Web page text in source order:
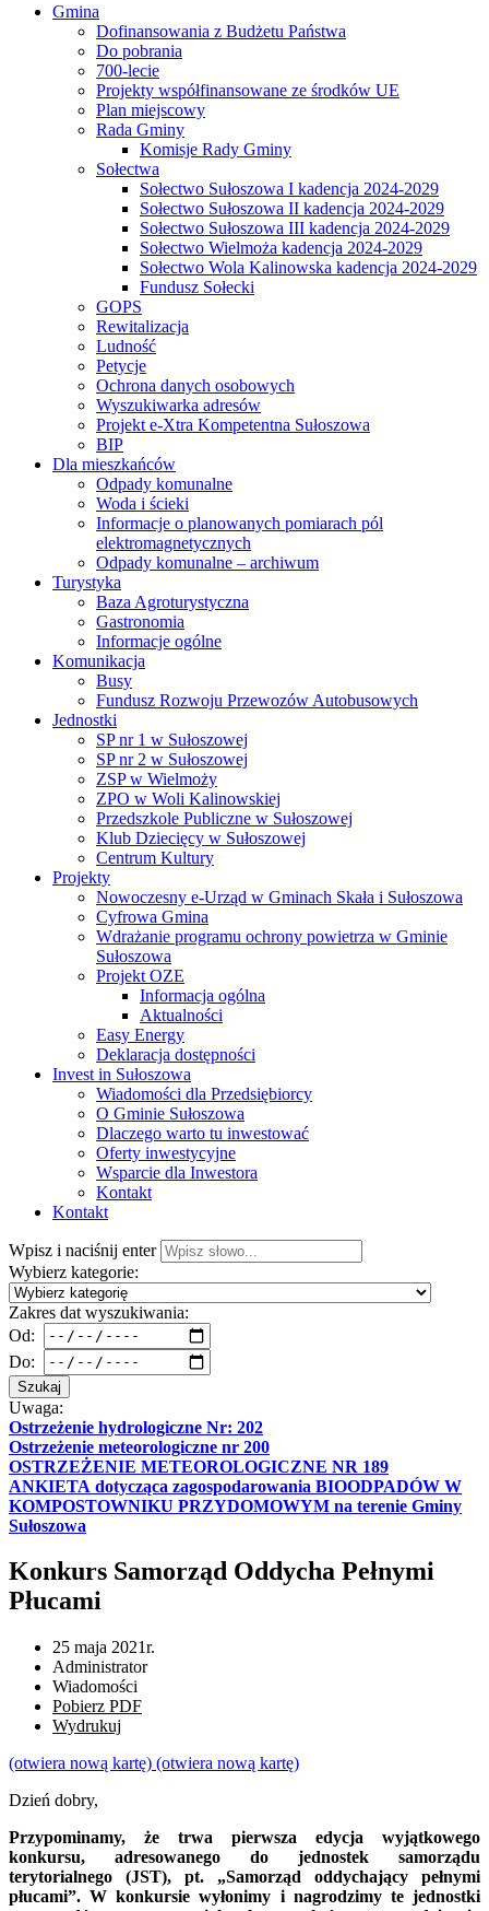
Gmina
Dofinansowania z Budżetu Państwa
Do pobrania
700-lecie
Projekty współfinansowane ze środków UE
Plan miejscowy
Rada Gminy
Komisje Rady Gminy
Sołectwa
Sołectwo Sułoszowa I kadencja 2024-2029
Sołectwo Sułoszowa II kadencja 2024-2029
Sołectwo Sułoszowa III kadencja 2024-2029
Sołectwo Wielmoża kadencja 2024-2029
Sołectwo Wola Kalinowska kadencja 2024-2029
Fundusz Sołecki
GOPS
Rewitalizacja
Ludność
Petycje
Ochrona danych osobowych
Wyszukiwarka adresów
Projekt e-Xtra Kompetentna Sułoszowa
BIP
Dla mieszkańców
Odpady komunalne
Woda i ścieki
Informacje o planowanych pomiarach pól
elektromagnetycznych
Odpady komunalne – archiwum
Turystyka
Baza Agroturystyczna
Gastronomia
Informacje ogólne
Komunikacja
Busy
Fundusz Rozwoju Przewozów Autobusowych
Jednostki
SP nr 1 w Sułoszowej
SP nr 2 w Sułoszowej
ZSP w Wielmoży
ZPO w Woli Kalinowskiej
Przedszkole Publiczne w Sułoszowej
Klub Dziecięcy w Sułoszowej
Centrum Kultury
Projekty
Nowoczesny e-Urząd w Gminach Skała i Sułoszowa
Cyfrowa Gmina
Wdrażanie programu ochrony powietrza w Gminie
Sułoszowa
Projekt OZE
Informacja ogólna
Aktualności
Easy Energy
Deklaracja dostępności
Invest in Sułoszowa
Wiadomości dla Przedsiębiorcy
O Gminie Sułoszowa
Dlaczego warto tu inwestować
Oferty inwestycyjne
Wsparcie dla Inwestora
Kontakt
Kontakt
Wpisz i naciśnij enter
Wybierz kategorie:
Zakres dat wyszukiwania:
Od:
Do:
Szukaj
Uwaga:
Ostrzeżenie hydrologiczne Nr: 202
Ostrzeżenie meteorologiczne nr 200
OSTRZEŻENIE METEOROLOGICZNE NR 189
ANKIETA dotycząca zagospodarowania BIOODPADÓW W
KOMPOSTOWNIKU PRZYDOMOWYM na terenie Gminy
Sułoszowa
Konkurs Samorząd Oddycha Pełnymi
Płucami
25 maja 2021r.
Administrator
Wiadomości
Pobierz PDF
Wydrukuj
(otwiera nową kartę) (otwiera nową kartę)
Dzień dobry,
Przypominamy, że trwa pierwsza edycja wyjątkowego
konkursu, adresowanego do jednostek samorządu
terytorialnego (JST), pt. „Samorząd oddychający pełnymi
płucami”. W konkursie wyłonimy i nagrodzimy te jednostki